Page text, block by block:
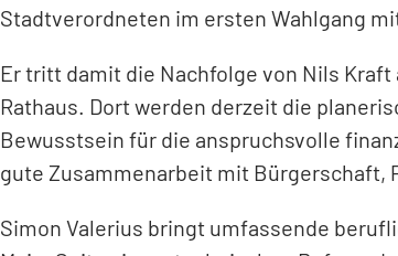
Stadtverordneten im ersten Wahlgang
Er tritt damit die Nachfolge von Nils
Rathaus. Dort werden derzeit die
Bewusstsein für die anspruchsvolle
gute Zusammenarbeit mit Bürgerschaft,
Simon Valerius bringt umfassende